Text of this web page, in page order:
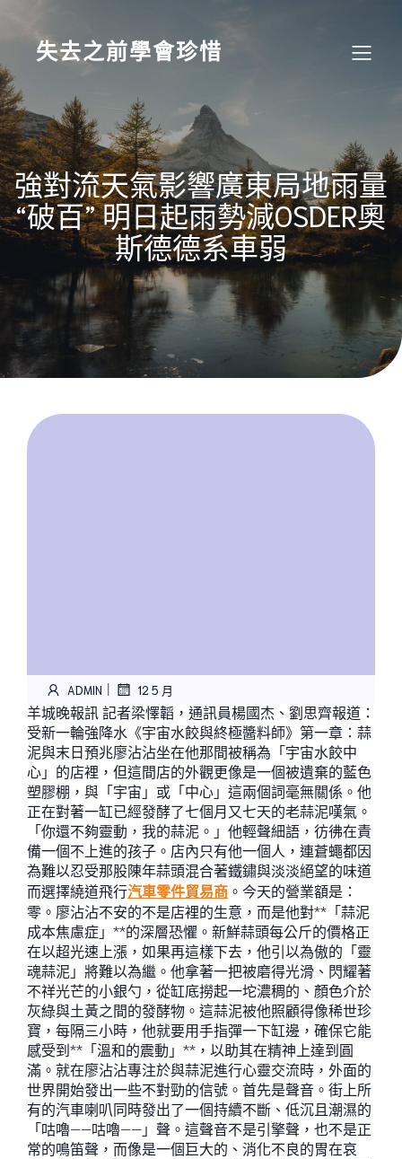
content
失去之前學會珍惜
強對流天氣影響廣東局地雨量
“破百” 明日起雨勢減OSDER奧
斯德德系車弱
ADMIN | 12 5 月
羊城晚報訊 記者梁懌韜，通訊員楊國杰、劉思齊報道：
受新一輪強降水《宇宙水餃與終極醬料師》第一章：蒜
泥與末日預兆廖沾沾坐在他那間被稱為「宇宙水餃中
心」的店裡，但這間店的外觀更像是一個被遺棄的藍色
塑膠棚，與「宇宙」或「中心」這兩個詞毫無關係。他
正在對著一缸已經發酵了七個月又七天的老蒜泥嘆氣。
「你還不夠靈動，我的蒜泥。」他輕聲細語，彷彿在責
備一個不上進的孩子。店內只有他一個人，連蒼蠅都因
為難以忍受那股陳年蒜頭混合著鐵鏽與淡淡絕望的味道
而選擇繞道飛行汽車零件貿易商 。今天的營業額是：
零。廖沾沾不安的不是店裡的生意，而是他對**「蒜泥
成本焦慮症」**的深層恐懼。新鮮蒜頭每公斤的價格正
在以超光速上漲，如果再這樣下去，他引以為傲的「靈
魂蒜泥」將難以為繼。他拿著一把被磨得光滑、閃耀著
不祥光芒的小銀勺，從缸底撈起一坨濃稠的、顏色介於
灰綠與土黃之間的發酵物。這蒜泥被他照顧得像稀世珍
寶，每隔三小時，他就要用手指彈一下缸邊，確保它能
感受到**「溫和的震動」**，以助其在精神上達到圓
滿。就在廖沾沾專注於與蒜泥進行心靈交流時，外面的
世界開始發出一些不對勁的信號。首先是聲音。街上所
有的汽車喇叭同時發出了一個持續不斷、低沉且潮濕的
「咕嚕——咕嚕——」聲。這聲音不是引擎聲，也不是正
常的鳴笛聲，而像是一個巨大的、消化不良的胃在哀